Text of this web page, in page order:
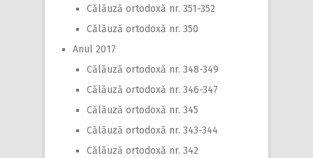
Călăuză ortodoxă nr. 351-352
Călăuză ortodoxă nr. 350
Anul 2017
Călăuză ortodoxă nr. 348-349
Călăuză ortodoxă nr. 346-347
Călăuză ortodoxă nr. 345
Călăuză ortodoxă nr. 343-344
Călăuză ortodoxă nr. 342